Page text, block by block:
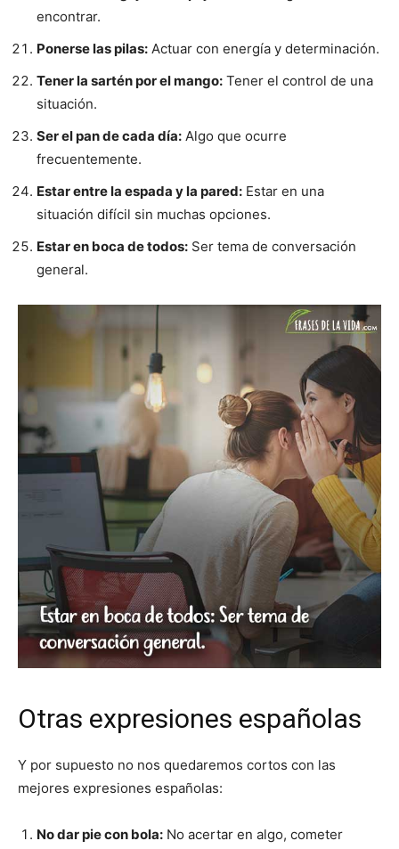
encontrar.
Ponerse las pilas: Actuar con energía y determinación.
Tener la sartén por el mango: Tener el control de una
situación.
Ser el pan de cada día: Algo que ocurre
frecuentemente.
Estar entre la espada y la pared: Estar en una
situación difícil sin muchas opciones.
Estar en boca de todos: Ser tema de conversación
general.
Otras expresiones españolas
Y por supuesto no nos quedaremos cortos con las
mejores expresiones españolas:
No dar pie con bola: No acertar en algo, cometer